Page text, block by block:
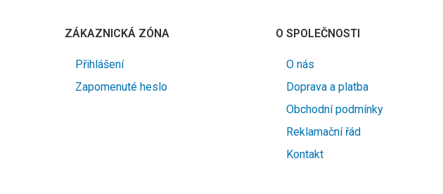
ZÁKAZNICKÁ ZÓNA
Přihlášení
Zapomenuté heslo
O SPOLEČNOSTI
O nás
Doprava a platba
Obchodní podmínky
Reklamační řád
Kontakt